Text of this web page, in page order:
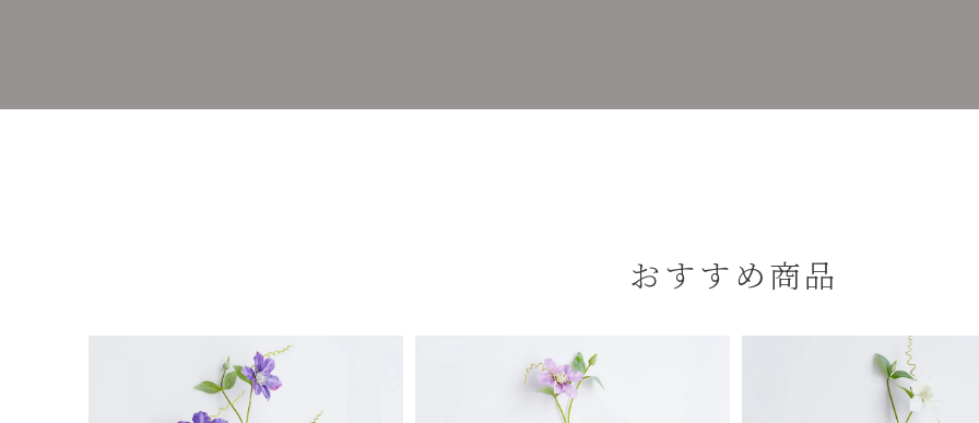
おすすめ商品